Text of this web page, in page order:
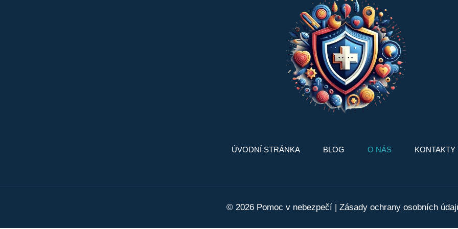
ÚVODNÍ STRÁNKA BLOG O NÁS KONTAKTY
© 2026 Pomoc v nebezpečí | Zásady ochrany osobních